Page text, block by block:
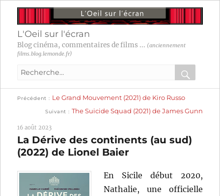
L'Oeil sur l'écran
Blog cinéma, commentaires de films ... (anciennement
films.blog.lemonde.fr)
Recherche
:
OK
Navigation
l’article
Précédent
précédente :
Le Grand Mouvement (2021) de Kiro Russo
Suivant
suivante :
The Suicide Squad (2021) de James Gunn
16 août 2023
La Dérive des continents (au sud)
(2022) de Lionel Baier
En Sicile début 2020,
Nathalie, une officielle